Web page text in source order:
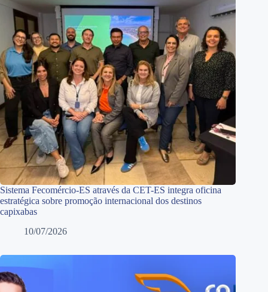
Sistema Fecomércio-ES através da CET-ES integra oficina
estratégica sobre promoção internacional dos destinos
capixabas
10/07/2026